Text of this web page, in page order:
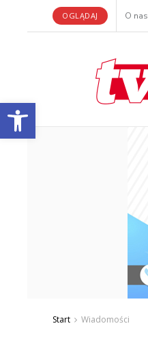
Otwórz pasek narzędzi
OGLĄDAJ O nas
Start Wiadomości